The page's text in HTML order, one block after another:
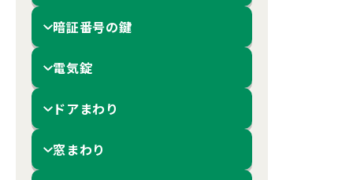
暗証番号の鍵
電気錠
ドアまわり
窓まわり